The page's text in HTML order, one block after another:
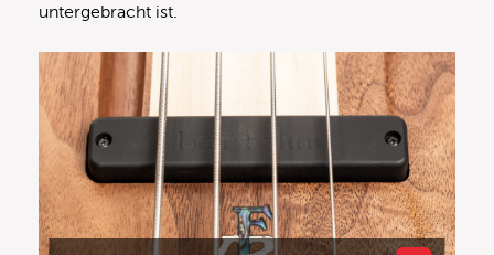
untergebracht ist.